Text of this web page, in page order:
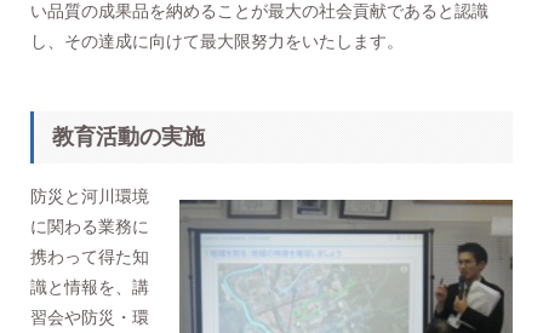
い品質の成果品を納めることが最大の社会貢献であると認識
し、その達成に向けて最大限努力をいたします。
教育活動の実施
防災と河川環境
に関わる業務に
携わって得た知
識と情報を、講
習会や防災・環